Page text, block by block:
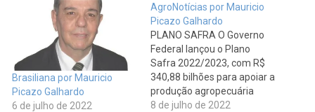
Brasiliana por Mauricio
Picazo Galhardo
6 de julho de 2022
AgroNotícias por Mauricio
Picazo Galhardo
PLANO SAFRA O Governo
Federal lançou o Plano
Safra 2022/2023, com R$
340,88 bilhões para apoiar a
produção agropecuária
nacional até junho do
8 de julho de 2022